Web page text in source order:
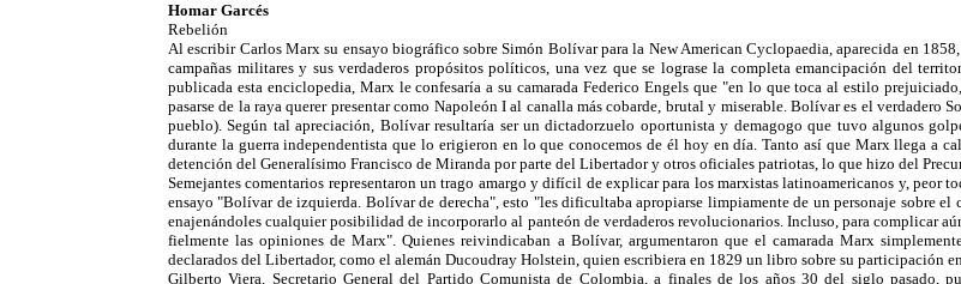
Homar Garcés
Rebelión
Al escribir Carlos Marx su ensayo biográfico sobre Simón Bolívar para la New American Cyclopaedia, aparecida en
campañas militares y sus verdaderos propósitos políticos, una vez que se lograse la completa emancipación del
publicada esta enciclopedia, Marx le confesaría a su camarada Federico Engels que "en lo que toca al estilo
pasarse de la raya querer presentar como Napoleón I al canalla más cobarde, brutal y miserable. Bolívar es el verdadero
pueblo). Según tal apreciación, Bolívar resultaría ser un dictadorzuelo oportunista y demagogo que tuvo algunos
durante la guerra independentista que lo erigieron en lo que conocemos de él hoy en día. Tanto así que Marx llega a
detención del Generalísimo Francisco de Miranda por parte del Libertador y otros oficiales patriotas, lo que hizo del
Semejantes comentarios representaron un trago amargo y difícil de explicar para los marxistas latinoamericanos y, peor
ensayo "Bolívar de izquierda. Bolívar de derecha", esto "les dificultaba apropiarse limpiamente de un personaje sobre
enajenándoles cualquier posibilidad de incorporarlo al panteón de verdaderos revolucionarios. Incluso, para complicar
fielmente las opiniones de Marx". Quienes reivindicaban a Bolívar, argumentaron que el camarada Marx
declarados del Libertador, como el alemán Ducoudray Holstein, quien escribiera en 1829 un libro sobre su participación
Gilberto Viera, Secretario General del Partido Comunista de Colombia, a finales de los años 30 del siglo